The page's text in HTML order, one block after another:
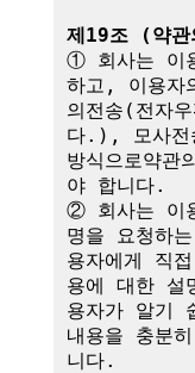
제19조 (약관
① 회사는 이
하고, 이용자
의전송(전자
다.), 모사전
방식으로약관
야 합니다.
② 회사는 이
명을 요청하
용자에게 직
용에 대한 설
용자가 알기
내용을 충분
니다.